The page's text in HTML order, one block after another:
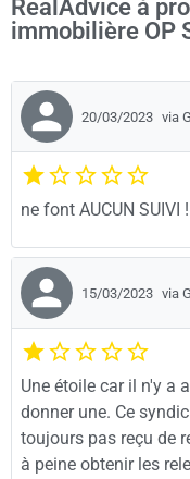
RealAdvice à
immobilière OP
20/03/2023 via
ne font AUCUN SUIVI
15/03/2023 via
Une étoile car il n'y a
donner une. Ce
toujours pas reçu de
à peine obtenir les